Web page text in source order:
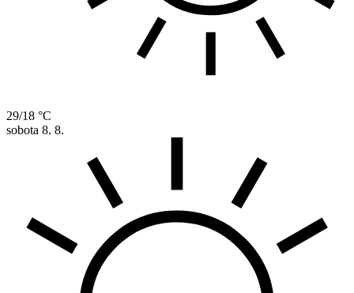
29/18 °C
sobota 8. 8.